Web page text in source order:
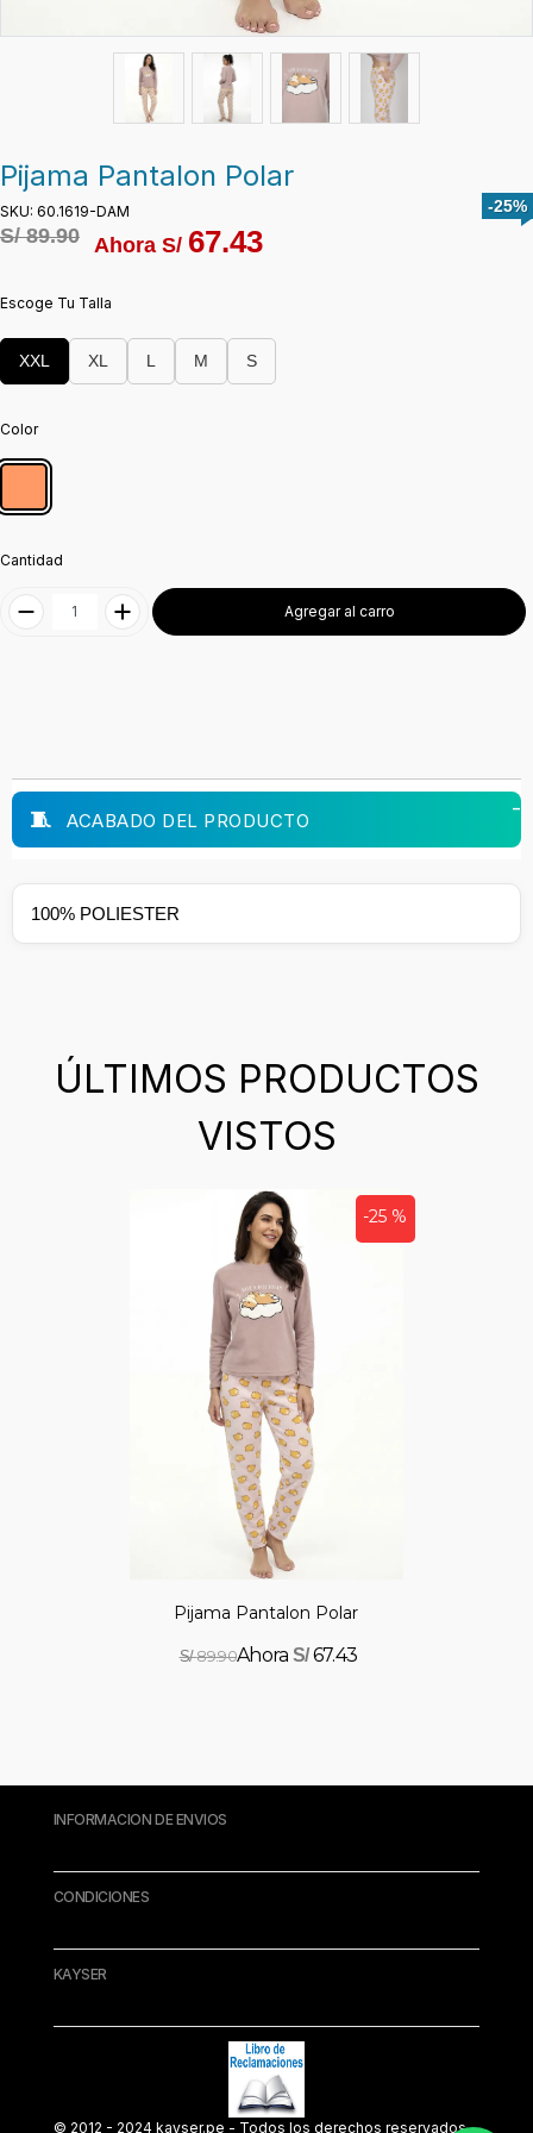
Pijama Pantalon Polar
SKU: 60.1619-DAM
S/89.90 Ahora S/ 67.43
-25%
Escoge Tu Talla
XXL XL L M S
Color
Cantidad
Agregar al carro
ACABADO DEL PRODUCTO
100% POLIESTER
ÚLTIMOS PRODUCTOS
VISTOS
-25 %
Pijama Pantalon Polar
S/89.90 S/67.43
INFORMACION DE ENVIOS
CONDICIONES
KAYSER
© 2012 - 2024 kayser.pe - Todos los derechos reservados.